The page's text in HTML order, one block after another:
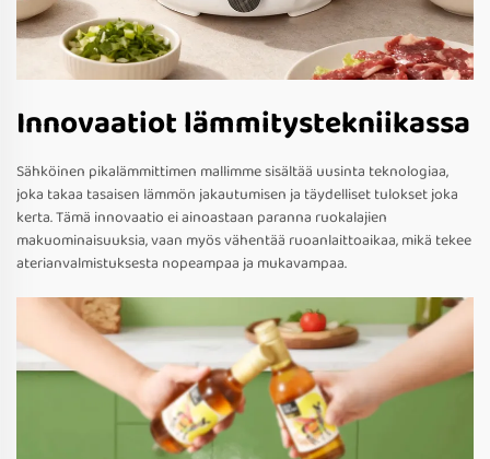
Innovaatiot lämmitystekniikassa
Sähköinen pikalämmittimen mallimme sisältää uusinta teknologiaa,
joka takaa tasaisen lämmön jakautumisen ja täydelliset tulokset joka
kerta. Tämä innovaatio ei ainoastaan paranna ruokalajien
makuominaisuuksia, vaan myös vähentää ruoanlaittoaikaa, mikä tekee
aterianvalmistuksesta nopeampaa ja mukavampaa.